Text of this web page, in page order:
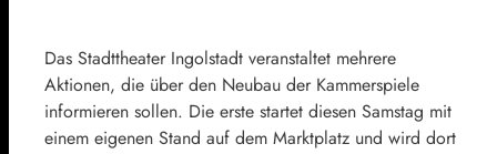
Das Stadttheater Ingolstadt veranstaltet mehrere
Aktionen, die über den Neubau der Kammerspiele
informieren sollen. Die erste startet diesen Samstag mit
einem eigenen Stand auf dem Marktplatz und wird dort